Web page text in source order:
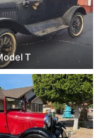
T